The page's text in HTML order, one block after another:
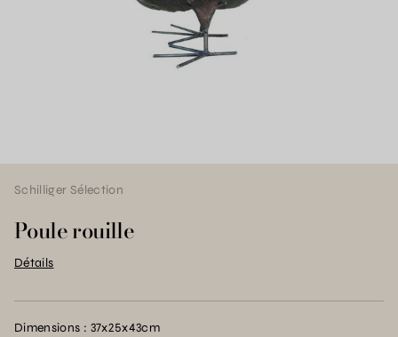
Schilliger Sélection
Poule rouille
Détails
Dimensions : 37x25x43cm